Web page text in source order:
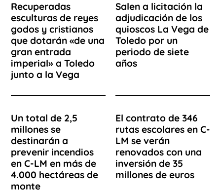
Recuperadas
esculturas de reyes
godos y cristianos
que dotarán «de una
gran entrada
imperial» a Toledo
junto a la Vega
Salen a licitación la
adjudicación de los
quioscos La Vega de
Toledo por un
periodo de siete
años
Un total de 2,5
millones se
destinarán a
prevenir incendios
en C-LM en más de
4.000 hectáreas de
monte
El contrato de 346
rutas escolares en C-
LM se verán
renovados con una
inversión de 35
millones de euros